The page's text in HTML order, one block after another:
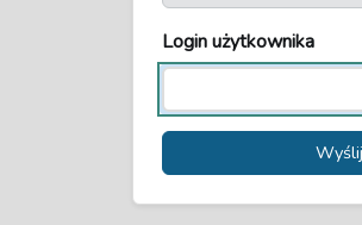
Login użytkownika